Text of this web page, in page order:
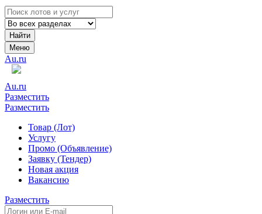
Найти
Меню
Au.ru
Au.ru
Разместить
Разместить
Товар (Лот)
Услугу
Промо (Объявление)
Заявку (Тендер)
Новая акция
Вакансию
Разместить